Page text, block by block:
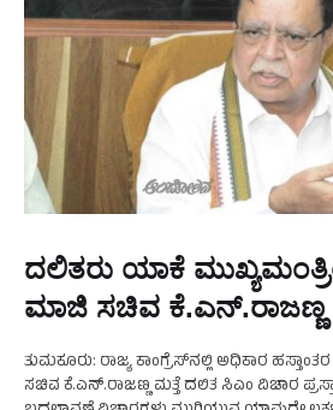
ದಲಿತರು ಯಾಕೆ
ಮಾಜಿ ಸಚಿವ ಕೆ.ಎನ್.ರಾಜಣ್ಣ
ತುಮಕೂರು: ರಾಜ್ಯ ಕಾಂಗ್ರೆಸ್‌ನಲ್ಲಿ ಅಧಿಕಾರ
ಸಚಿವ ಕೆ.ಎನ್.ರಾಜಣ್ಣ ಮತ್ತೆ ದಲಿತ ಸಿಎಂ ವಿಚಾರ